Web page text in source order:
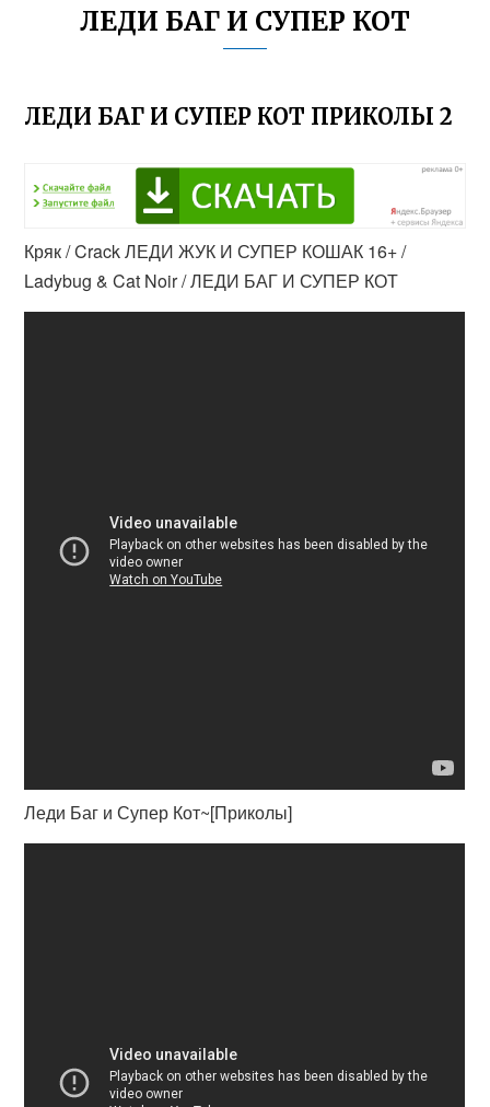
ЛЕДИ БАГ И СУПЕР КОТ
ЛЕДИ БАГ И СУПЕР КОТ ПРИКОЛЫ 2
Кряк / Crack ЛЕДИ ЖУК И СУПЕР КОШАК 16+ /
Ladybug & Cat Noir / ЛЕДИ БАГ И СУПЕР КОТ
Леди Баг и Супер Кот~[Приколы]